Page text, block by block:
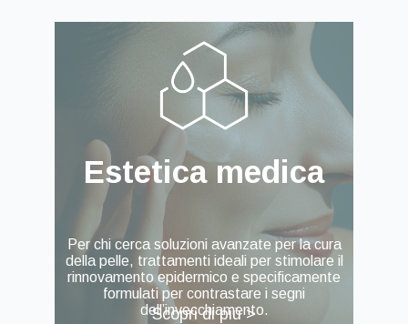
Estetica medica
Per chi cerca soluzioni avanzate per la cura
della pelle, trattamenti ideali per stimolare il
rinnovamento epidermico e specificamente
formulati per contrastare i segni
dell’invecchiamento.
Scopri di più >